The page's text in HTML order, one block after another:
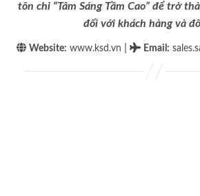
tôn chỉ “Tâm Sáng Tầm Cao” để trở
đối với khách hàng và
Website: www.ksd.vn Email :